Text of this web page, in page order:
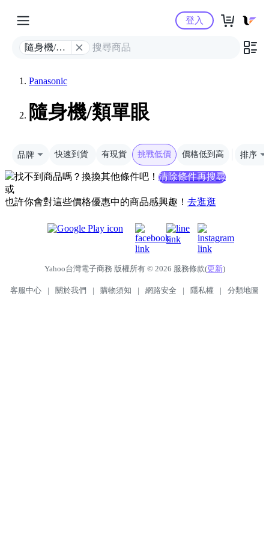
Yahoo購物中心
隨身機/類
登入
Panasonic
隨身機/類單眼
品牌 快速到貨 有現貨 挑戰低價 價格低到高 排序
找不到商品嗎？換換其他條件吧！ 清除條件再搜尋
或
也許你會對這些價格優惠中的商品感興趣！ 去逛逛
Yahoo台灣電子商務 版權所有 © 2026 服務條款(更新)
客服中心 | 關於我們 | 購物須知 | 網路安全 | 隱私權 | 分類地圖